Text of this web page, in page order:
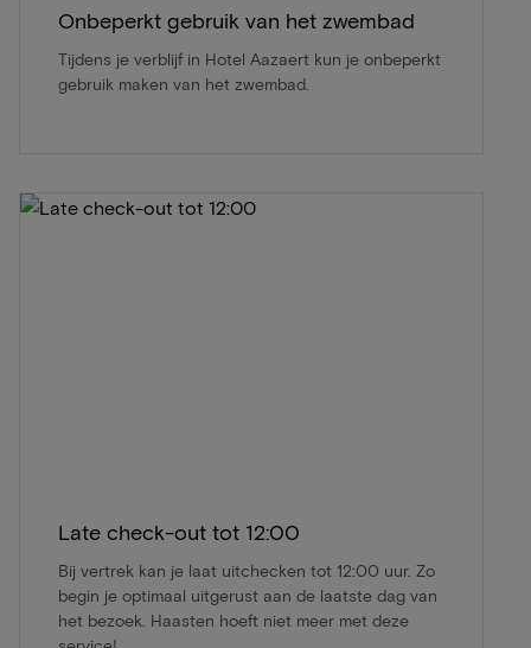
Onbeperkt gebruik van het zwembad
Tijdens je verblijf in Hotel Aazaert kun je onbeperkt
gebruik maken van het zwembad.
Late check-out tot 12:00
Bij vertrek kan je laat uitchecken tot 12:00 uur. Zo
begin je optimaal uitgerust aan de laatste dag van
het bezoek. Haasten hoeft niet meer met deze